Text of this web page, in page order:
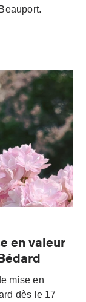
en valeur
mise en
dès le 17